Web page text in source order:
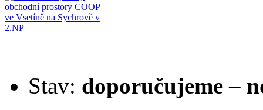
Stav: doporučujeme –